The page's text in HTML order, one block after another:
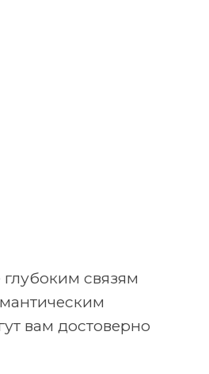
связям
вам достоверно